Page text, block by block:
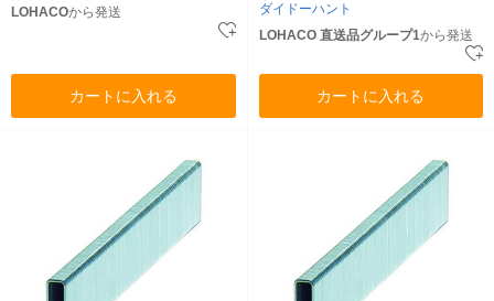
LOHACOから発送
カートに入れる
ダイドーハント
LOHACO 直送品グループ1から発送
カートに入れる